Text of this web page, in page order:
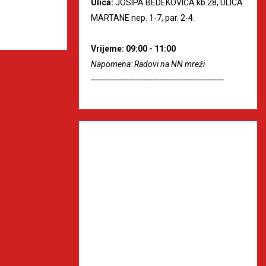
Ulica: JOSIPA BEDEKOVIĆA kb.28, ULICA
MARTANE nep. 1-7, par. 2-4.
Vrijeme: 09:00 - 11:00
Napomena: Radovi na NN mreži
--------------------------------------------------------